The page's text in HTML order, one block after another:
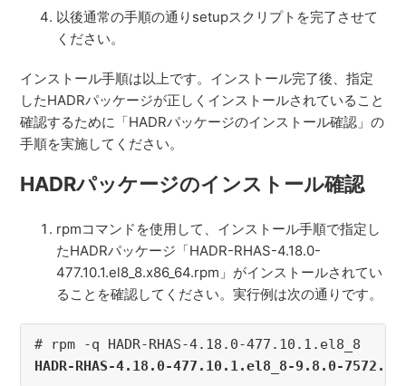
以後通常の手順の通りsetupスクリプトを完了させて
ください。
インストール手順は以上です。インストール完了後、指定
したHADRパッケージが正しくインストールされていること
確認するために「HADRパッケージのインストール確認」の
手順を実施してください。
HADRパッケージのインストール確認
rpmコマンドを使用して、インストール手順で指定し
たHADRパッケージ「HADR-RHAS-4.18.0-
477.10.1.el8_8.x86_64.rpm 」がインストールされてい
ることを確認してください。実行例は次の通りです。
# rpm -q HADR-RHAS-4.18.0-477.10.1.el8_8
HADR-RHAS-4.18.0-477.10.1.el8_8-9.8.0-